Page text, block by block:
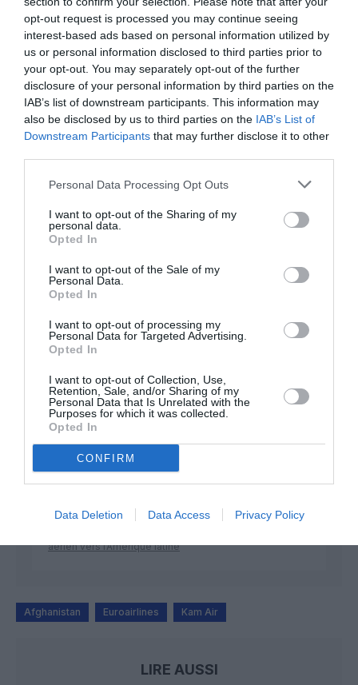
opt-out request is processed you may continue seeing
interest-based ads based on personal information utilized by
us or personal information disclosed to third parties prior to
your opt-out. You may separately opt-out of the further
disclosure of your personal information by third parties on the
IAB’s list of downstream participants. This information may
also be disclosed by us to third parties on the IAB’s List of
Downstream Participants that may further disclose it to other
Personal Data Processing Opt Outs
I want to opt-out of the Sharing of my
personal data.
Opted In
I want to opt-out of the Sale of my
Personal Data.
Opted In
I want to opt-out of processing my
Personal Data for Targeted Advertising.
Opted In
I want to opt-out of Collection, Use,
Retention, Sale, and/or Sharing of my
Personal Data that Is Unrelated with the
Purposes for which it was collected.
Opted In
CONFIRM
Data Deletion Data Access Privacy Policy
LAISSER UN COMMENTAIRE
FAIRE UN DON
Appel aux lecteurs !
Soutenez Air Journal participezà son
développement !
NOUS SOUTENIR
DERNIERS COMMENTAIRES
Nicoa commenté l'article :
A380 de Lufthansa : les « vrais » sièges hublot en
Serge13a commenté l'article :
aérien vers l’Amérique latine
Afghanistan Euroairlines Kam Air
LIRE AUSSI